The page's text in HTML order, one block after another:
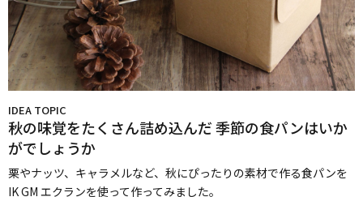
IDEA TOPIC
秋の味覚をたくさん詰め込んだ季節の食パンはいか
がでしょうか
栗やナッツ、キャラメルなど、秋にぴったりの素材で作る食パンを
IK GM エクランを使って作ってみました。